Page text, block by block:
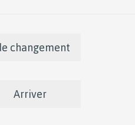
changement
Arriver